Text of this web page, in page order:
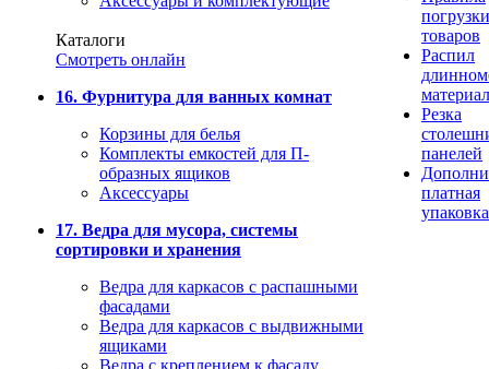
Каталоги
Смотреть онлайн
16. Фурнитура для ванных комнат
Корзины для белья
Комплекты емкостей для П-
образных ящиков
Аксессуары
17. Ведра для мусора, системы
сортировки и хранения
Ведра для каркасов с распашными
фасадами
Ведра для каркасов с выдвижными
ящиками
Ведра с креплением к фасаду
погрузки
товаров
Распил
Резка
панелей
платная
упаковка